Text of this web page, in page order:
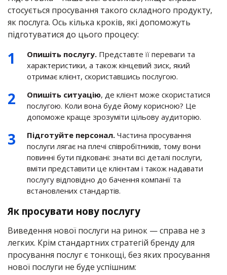
стосується просування такого складного продукту,
як послуга. Ось кілька кроків, які допоможуть
підготуватися до цього процесу:
Опишіть послугу. Представте її переваги та
характеристики, а також кінцевий зиск, який
отримає клієнт, скориставшись послугою.
Опишіть ситуацію, де клієнт може скористатися
послугою. Коли вона буде йому корисною? Це
допоможе краще зрозуміти цільову аудиторію.
Підготуйте персонал. Частина просування
послуги лягає на плечі співробітників, тому вони
повинні бути підковані: знати всі деталі послуги,
вміти представити це клієнтам і також надавати
послугу відповідно до бачення компанії та
встановлених стандартів.
Як просувати нову послугу
Виведення нової послуги на ринок — справа не з
легких. Крім стандартних стратегій бренду для
просування послуг є тонкощі, без яких просування
нової послуги не буде успішним: